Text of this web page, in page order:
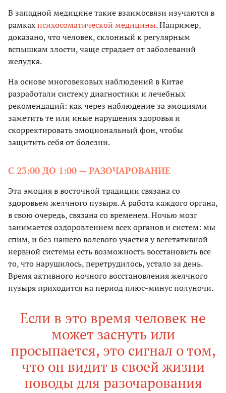
В западной медицине такие взаимосвязи изучаются в
рамкахпсихосоматической медицины. Например,
доказано, что человек, склонный к регулярным
вспышкам злости, чаще страдает от заболеваний
желудка.
На основе многовековых наблюдений в Китае
разработали систему диагностики и лечебных
рекомендаций: как через наблюдение за эмоциями
заметить те или иные нарушения здоровья и
скорректировать эмоциональный фон, чтобы
защитить себя от болезни.
С 23:00 ДО 1:00 — РАЗОЧАРОВАНИЕ
Эта эмоция в восточной традиции связана со
здоровьем желчного пузыря. А работа каждого органа,
в свою очередь, связана со временем. Ночью мозг
занимается оздоровлением всех органов и систем: мы
спим, и без нашего волевого участия у вегетативной
нервной системы есть возможность восстановить все
то, что нарушилось, перетрудилось, устало за день.
Время активного ночного восстановления желчного
пузыря приходится на период плюс-минус полуночи.
Если в это время человек не
может заснуть или
просыпается, это сигнал о том,
что он видит в своей жизни
поводы для разочарования